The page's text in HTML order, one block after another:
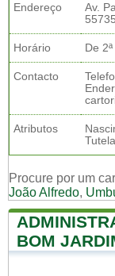
Endereço
Av.
Horário De
Contacto
Atributos
Procure por um
João Alfredo,
BOM